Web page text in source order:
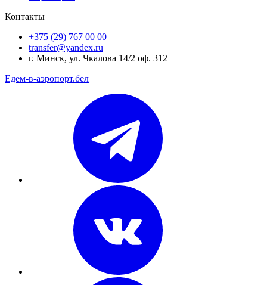
Контакты
+375 (29) 767 00 00
transfer@yandex.ru
г. Минск, ул. Чкалова 14/2 оф. 312
Едем-в-аэропорт.бел